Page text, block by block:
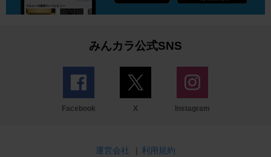
みんカラ公式SNS
Facebook X Instagram
運営会社 | 利用規約